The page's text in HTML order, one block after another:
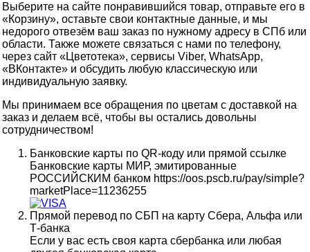
Выберите на сайте понравившийся товар, отправьте его в
«Корзину», оставьте свои контактные данные, и мы
недорого отвезём ваш заказ по нужному адресу в СПб или
области. Также можете связаться с нами по телефону,
через сайт «Цветотека», сервисы Viber, WhatsApp,
«ВКонтакте» и обсудить любую классическую или
индивидуальную заявку.
Мы принимаем все обращения по цветам с доставкой на
заказ и делаем всё, чтобы вы остались довольны
сотрудничеством!
Банковские карты по QR-коду или прямой ссылке
Банковские карты МИР, эмитированные
РОССИЙСКИМ банком https://oos.pscb.ru/pay/simple?
marketPlace=11236255
Прямой перевод по СБП на карту Сбера, Альфа или
Т-банка
Если у вас есть своя карта сбербанка или любая